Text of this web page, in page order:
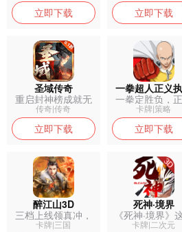
立即下载 立即下载
圣域传奇
重启封神榜成就无
上传奇
传奇|传奇
立即下载
一拳超人正义
一拳定胜负，
集结！ 超燃...
卡牌|策略
立即下载
醉江山3D
三档上线领真冲，
基本不缺资源...
卡牌|三国
死神·境界
《死神·境界》
款IP手游...
卡牌|二次元